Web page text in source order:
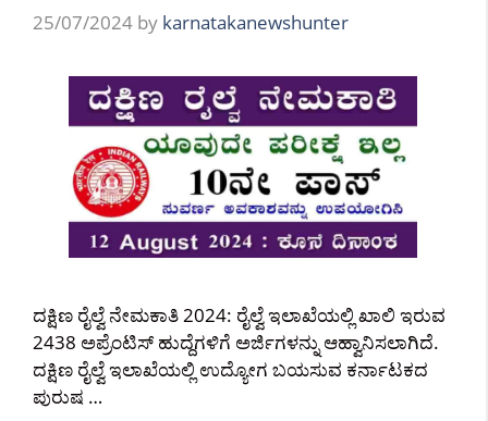
25/07/2024 by karnatakanewshunter
ದಕ್ಷಿಣ ರೈಲ್ವೆ ನೇಮಕಾತಿ 2024: ರೈಲ್ವೆ ಇಲಾಖೆಯಲ್ಲಿ ಖಾಲಿ ಇರುವ
2438 ಅಪ್ರೆಂಟಿಸ್ ಹುದ್ದೆಗಳಿಗೆ ಅರ್ಜಿಗಳನ್ನು ಆಹ್ವಾನಿಸಲಾಗಿದೆ.
ದಕ್ಷಿಣ ರೈಲ್ವೆ ಇಲಾಖೆಯಲ್ಲಿ ಉದ್ಯೋಗ ಬಯಸುವ ಕರ್ನಾಟಕದ
ಪುರುಷ …